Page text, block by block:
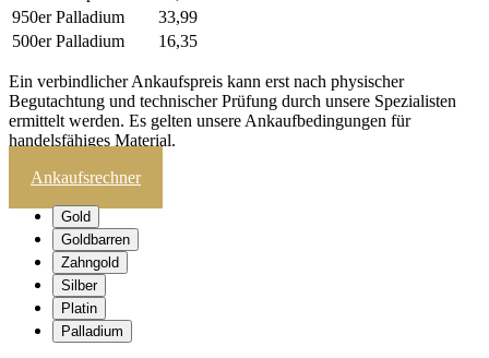
950er Palladium
33,99
500er Palladium
16,35
Ein verbindlicher Ankaufspreis kann erst nach physischer
Begutachtung und technischer Prüfung durch unsere Spezialisten
ermittelt werden. Es gelten unsere Ankaufbedingungen für
handelsfähiges Material.
Ankaufsrechner
Gold
Goldbarren
Zahngold
Silber
Platin
Palladium